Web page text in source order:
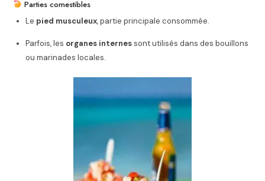
Parties comestibles
Le pied musculeux, partie principale consommée.
Parfois, les organes internessont utilisés dans des bouillons
ou marinades locales.